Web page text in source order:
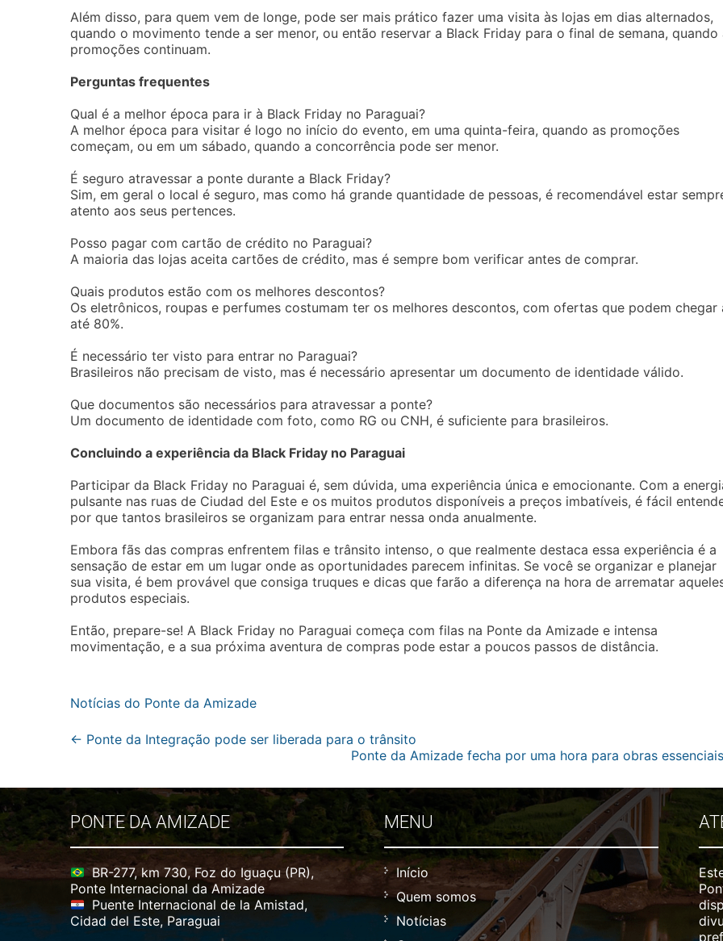
Além disso, para quem vem de longe, pode ser mais prático fazer uma visita às lojas em dias alternados,
quando o movimento tende a ser menor, ou então reservar a Black Friday para o final de semana, quando
promoções continuam.
Perguntas frequentes
Qual é a melhor época para ir à Black Friday no Paraguai?
A melhor época para visitar é logo no início do evento, em uma quinta-feira, quando as promoções
começam, ou em um sábado, quando a concorrência pode ser menor.
É seguro atravessar a ponte durante a Black Friday?
Sim, em geral o local é seguro, mas como há grande quantidade de pessoas, é recomendável estar
atento aos seus pertences.
Posso pagar com cartão de crédito no Paraguai?
A maioria das lojas aceita cartões de crédito, mas é sempre bom verificar antes de comprar.
Quais produtos estão com os melhores descontos?
Os eletrônicos, roupas e perfumes costumam ter os melhores descontos, com ofertas que podem chegar
até 80%.
É necessário ter visto para entrar no Paraguai?
Brasileiros não precisam de visto, mas é necessário apresentar um documento de identidade válido.
Que documentos são necessários para atravessar a ponte?
Um documento de identidade com foto, como RG ou CNH, é suficiente para brasileiros.
Concluindo a experiência da Black Friday no Paraguai
Participar da Black Friday no Paraguai é, sem dúvida, uma experiência única e emocionante. Com a
pulsante nas ruas de Ciudad del Este e os muitos produtos disponíveis a preços imbatíveis, é fácil
por que tantos brasileiros se organizam para entrar nessa onda anualmente.
Embora fãs das compras enfrentem filas e trânsito intenso, o que realmente destaca essa experiência é a
sensação de estar em um lugar onde as oportunidades parecem infinitas. Se você se organizar e planejar
sua visita, é bem provável que consiga truques e dicas que farão a diferença na hora de arrematar
produtos especiais.
Então, prepare-se! A Black Friday no Paraguai começa com filas na Ponte da Amizade e intensa
movimentação, e a sua próxima aventura de compras pode estar a poucos passos de distância.
Notícias do Ponte da Amizade
Post
← Ponte da Integração pode ser liberada para o trânsito
Ponte da Amizade fecha por uma hora para obras essenciais
PONTE DA AMIZADE
BR-277, km 730, Foz do Iguaçu (PR),
Ponte Internacional da Amizade
Puente Internacional de la Amistad,
Cidad del Este, Paraguai
MENU
Início
Quem somos
Notícias